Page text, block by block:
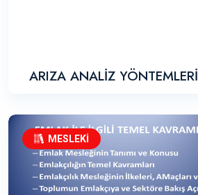
ARIZA ANALİZ YÖNTEMLERİ
MESLEKİ